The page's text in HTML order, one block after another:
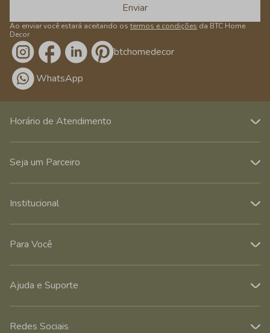
Enviar
Ao enviar você estará aceitando os termos e condições da BTC Home
Decor
/btchomedecor
WhatsApp
Horário de Atendimento
Seja um Parceiro
Institucional
Para Você
Ajuda e Suporte
Redes Sociais